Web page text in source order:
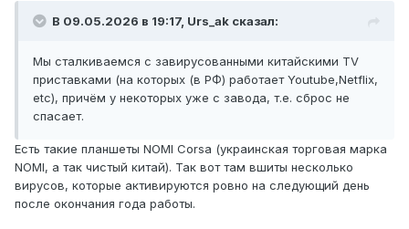
В 09.05.2026 в 19:17, Urs_ak сказал:
Мы сталкиваемся с завирусованными китайскими TV
приставками (на которых (в РФ) работает Youtube,Netflix,
etc), причём у некоторых уже с завода, т.е. сброс не
спасает.
Есть такие планшеты NOMI Corsa (украинская торговая марка
NOMI, а так чистый китай). Так вот там вшиты несколько
вирусов, которые активируются ровно на следующий день
после окончания года работы.